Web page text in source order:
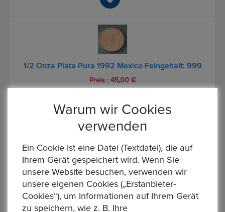
1/2 Onza Plata Pura 1992 Mexico Feingehalt: 999
Preis : 45,00 €
flecken zu sehen***...
1/4 Onza Plata Pura 1992 Mexico Feingehalt: 999
Preis : 40,00 €
Warum wir Cookies
verwenden
Ein Cookie ist eine Datei (Textdatei), die auf
Ihrem Gerät gespeichert wird. Wenn Sie
unsere Website besuchen, verwenden wir
unsere eigenen Cookies („Erstanbieter-
Cookies“), um Informationen auf Ihrem Gerät
zu speichern, wie z. B. Ihre